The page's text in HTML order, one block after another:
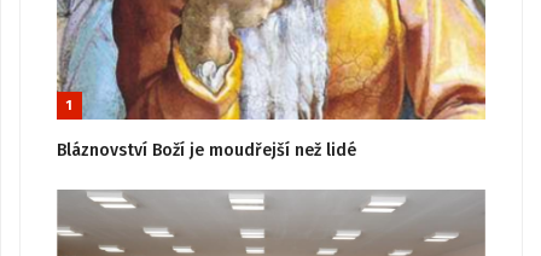
1
Bláznovství Boží je moudřejší než lidé